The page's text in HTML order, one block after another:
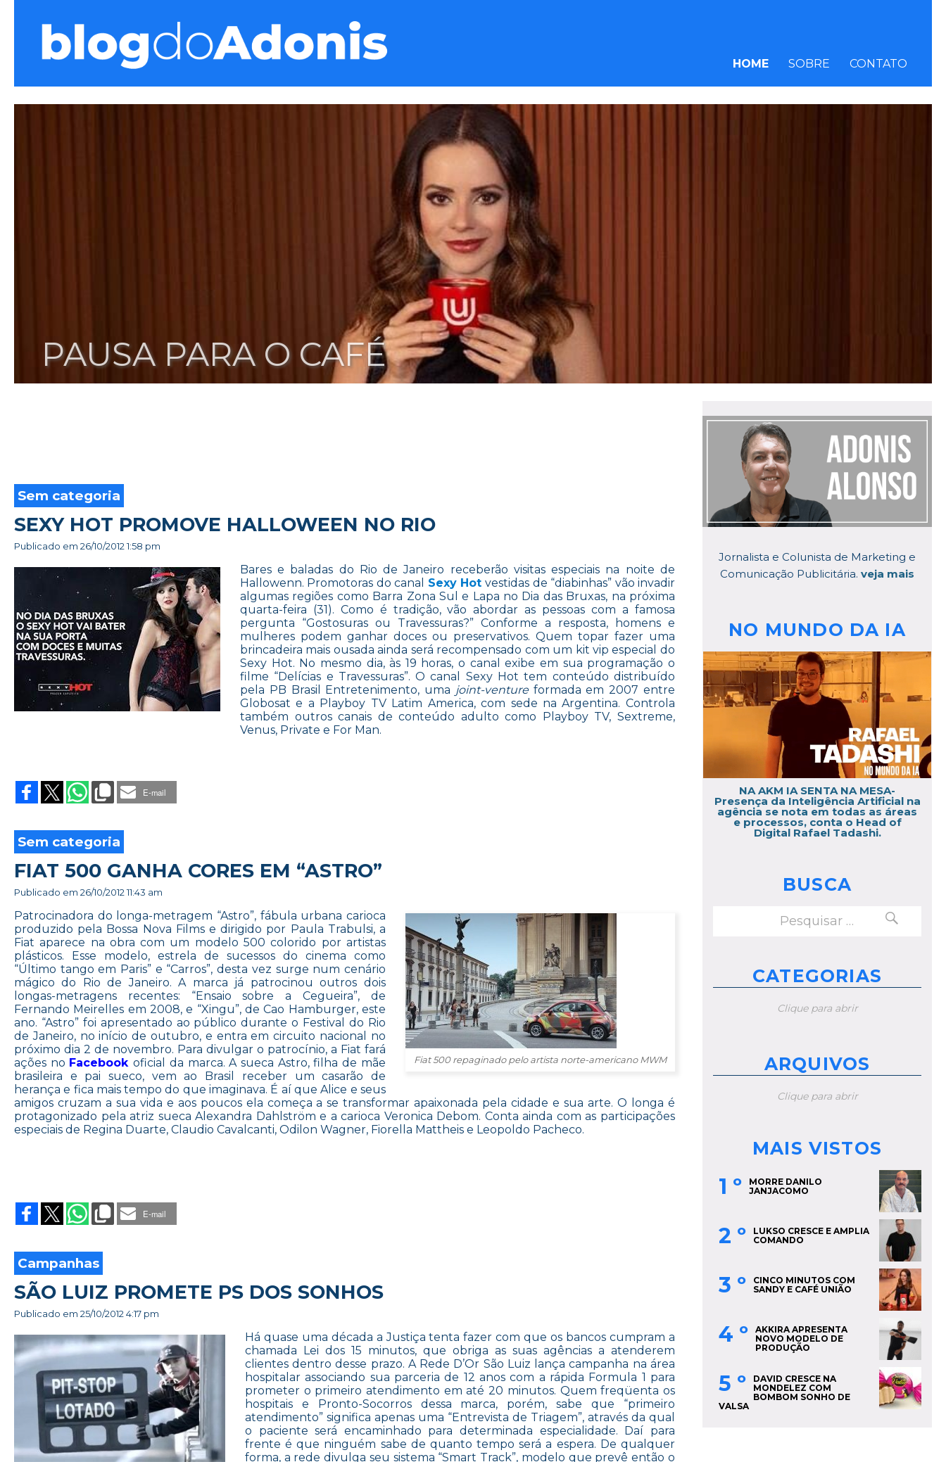
Blog do Adonis
HOME SOBRE CONTATO
PAUSA PARA O CAFÉ
Sem categoria
SEXY HOT PROMOVE HALLOWEEN NO RIO
Publicado em 26/10/2012 1:58 pm
Bares e baladas do Rio de Janeiro receberão visitas especiais na noite de
Hallowenn. Promotoras do canal Sexy Hotvestidas de “diabinhas” vão invadir
algumas regiões como Barra Zona Sul e Lapa no Dia das Bruxas, na próxima
quarta-feira (31). Como é tradição, vão abordar as pessoas com a famosa
pergunta “Gostosuras ou Travessuras?” Conforme a resposta, homens e
mulheres podem ganhar doces ou preservativos. Quem topar fazer uma
brincadeira mais ousada ainda será recompensado com um kit vip especial do
Sexy Hot. No mesmo dia, às 19 horas, o canal exibe em sua programação o
filme “Delícias e Travessuras”. O canal Sexy Hot tem conteúdo distribuído
pela PB Brasil Entretenimento, uma joint-venture formada em 2007 entre
Globosat e a Playboy TV Latim America, com sede na Argentina. Controla
também outros canais de conteúdo adulto como Playboy TV, Sextreme,
Venus, Private e For Man.
HOT
PROMOVE
RIO
E-mail
Sem categoria
FIAT 500 GANHA CORES EM “ASTRO”
Publicado em 26/10/2012 11:43 am
Fiat 500 repaginado pelo artista norte-americano MWM
Patrocinadora do longa-metragem “Astro”, fábula urbana carioca
produzido pela Bossa Nova Films e dirigido por Paula Trabulsi, a
Fiat aparece na obra com um modelo 500 colorido por artistas
plásticos. Esse modelo, estrela de sucessos do cinema como
“Último tango em Paris” e “Carros”, desta vez surge num cenário
mágico do Rio de Janeiro. A marca já patrocinou outros dois
longas-metragens recentes: “Ensaio sobre a Cegueira”, de
Fernando Meirelles em 2008, e “Xingu”, de Cao Hamburger, este
ano. “Astro” foi apresentado ao público durante o Festival do Rio
de Janeiro, no início de outubro, e entra em circuito nacional no
próximo dia 2 de novembro. Para divulgar o patrocínio, a Fiat fará
ações no Facebookoficial da marca. A sueca Astro, filha de mãe
brasileira e pai sueco, vem ao Brasil receber um casarão de
herança e fica mais tempo do que imaginava. É aí que Alice e seus
amigos cruzam a sua vida e aos poucos ela começa a se transformar apaixonada pela cidade e sua arte. O longa é
protagonizado pela atriz sueca Alexandra Dahlström e a carioca Veronica Debom. Conta ainda com as participações
especiais de Regina Duarte, Claudio Cavalcanti, Odilon Wagner, Fiorella Mattheis e Leopoldo Pacheco.
500
GANHA
“ASTRO”
E-mail
Campanhas
SÃO LUIZ PROMETE PS DOS SONHOS
Publicado em 25/10/2012 4:17 pm
Há quase uma década a Justiça tenta fazer com que os bancos cumpram a
chamada Lei dos 15 minutos, que obriga as suas agências a atenderem
clientes dentro desse prazo. A Rede D’Or São Luiz lança campanha na área
hospitalar associando sua parceria de 12 anos com a rápida Formula 1 para
prometer o primeiro atendimento em até 20 minutos. Quem freqüenta os
hospitais e Pronto-Socorros dessa marca, porém, sabe que “primeiro
atendimento” significa apenas uma “Entrevista de Triagem”, através da qual
o paciente será encaminhado para determinada especialidade. Daí para
frente é que ninguém sabe de quanto tempo será a espera. De qualquer
forma, a rede divulga seu sistema “Smart Track”, modelo que prevê então o
Jornalista e Colunista de Marketing e
Comunicação Publicitária. veja mais
NO MUNDO DA IA
NA AKM IA SENTA NA MESA-
Presença da Inteligência Artificial na
agência se nota em todas as áreas
e processos, conta o Head of
Digital Rafael Tadashi.
BUSCA
PESQUISAR
CATEGORIAS
Clique para abrir
ARQUIVOS
Clique para abrir
MAIS VISTOS
1 º
MORRE DANILO
JANJACOMO
2 º
LUKSO CRESCE E AMPLIA
COMANDO
3 º
CINCO MINUTOS COM
SANDY E CAFÉ UNIÃO
4 º
AKKIRA APRESENTA
NOVO MODELO DE
PRODUÇÃO
5 º
DAVID CRESCE NA
MONDELEZ COM
BOMBOM SONHO DE
VALSA